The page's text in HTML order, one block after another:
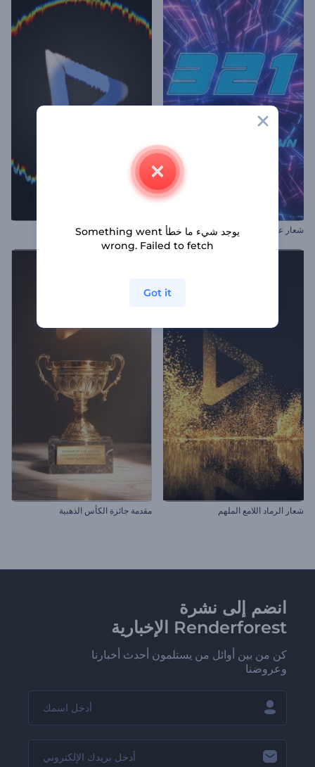
شعار عد تنازلي بخلل تقني افتتاحية التشتت الخلفي المجردة
شعار الرماد اللامع الملهم مقدمة جائزة الكأس الذهبية
انضم إلى نشرة
Renderforest الإخبارية
كن من بين أوائل من يستلمون أحدث أخبارنا
وعروضنا
يوجد شيء ما خطأ Something went
wrong. Failed to fetch
Got it